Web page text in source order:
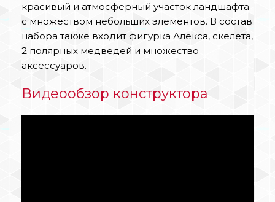
красивый и атмосферный участок ландшафта
с множеством небольших элементов. В состав
набора также входит фигурка Алекса, скелета,
2 полярных медведей и множество
аксессуаров.
Видеообзор конструктора